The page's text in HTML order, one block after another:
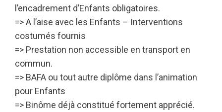
l’encadrement d’Enfants obligatoires.
=> A l’aise avec les Enfants – Interventions
costumés fournis
=> Prestation non accessible en transport en
commun.
=> BAFA ou tout autre diplôme dans l’animation
pour Enfants
=> Binôme déjà constitué fortement apprécié.